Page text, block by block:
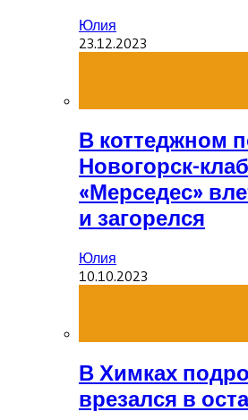
Юлия
23.12.2023
В коттеджном
Новогорск-
«Мерседес»
и загорелся
Юлия
10.10.2023
В Химках
врезался в